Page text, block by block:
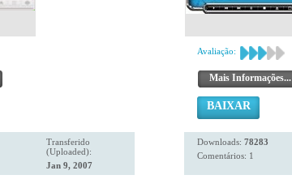
Transferido
(Uploaded):
Jan 9, 2007
Avaliação:
Mais Informações...
BAIXAR
Downloads: 78283
Comentários: 1